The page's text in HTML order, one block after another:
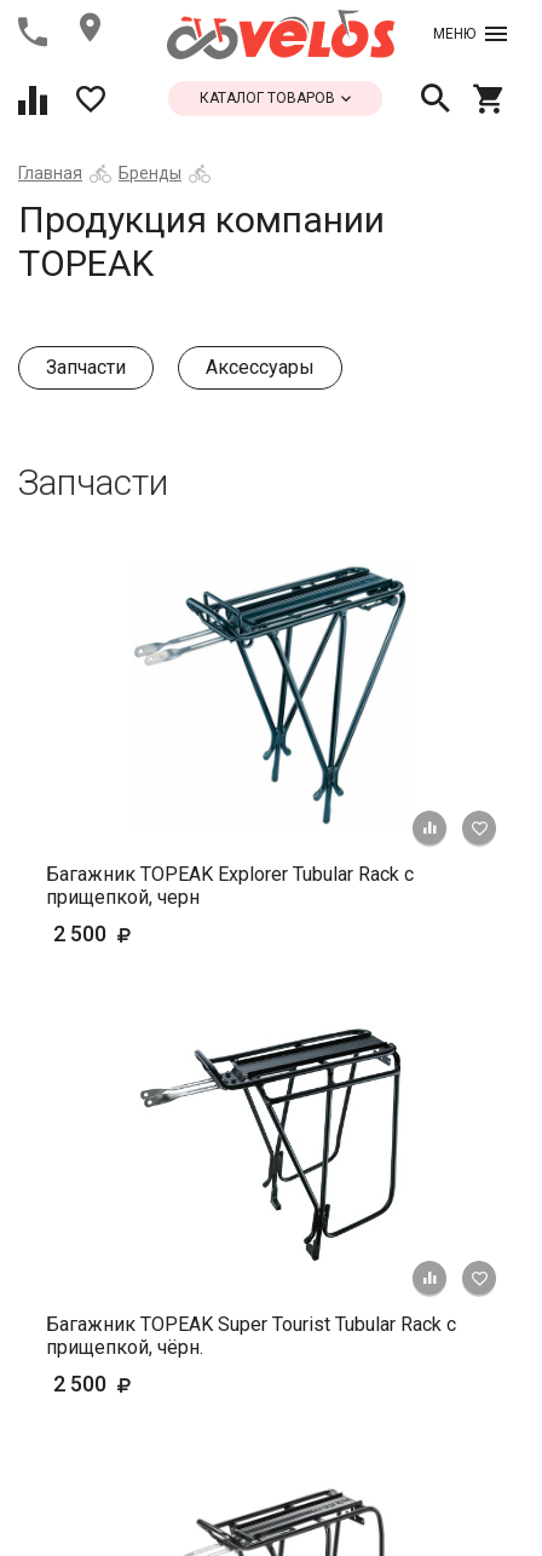
МЕНЮ
КАТАЛОГ ТОВАРОВ
Главная Бренды
Продукция компании
TOPEAK
Запчасти Аксессуары
Запчасти
+ К
Багажник TOPEAK Explorer Tubular Rack с
прищепкой, черн
2 500
+ К
Багажник TOPEAK Super Tourist Tubular Rack с
прищепкой, чёрн.
2 500